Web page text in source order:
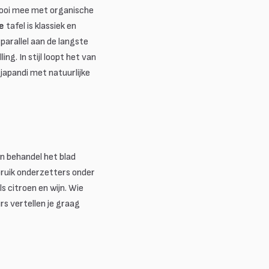
mee met organische
tafel is klassiek en
aan de langste
In stijl loopt het van
met natuurlijke
behandel het blad
onderzetters onder
citroen en wijn. Wie
vertellen je graag